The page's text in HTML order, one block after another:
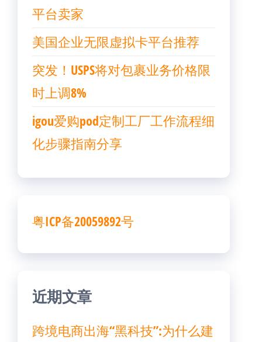
平台卖家
美国企业无限虚拟卡平台推荐
突发！USPS将对包裹业务价格限
时上调8%
igou爱购pod定制工厂工作流程细
化步骤指南分享
粤ICP备20059892号
近期文章
跨境电商出海“黑科技”:为什么建